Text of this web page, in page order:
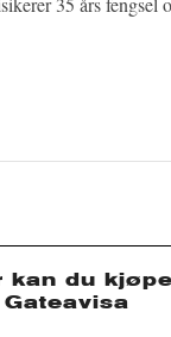
kan du kjøpe
Gateavisa